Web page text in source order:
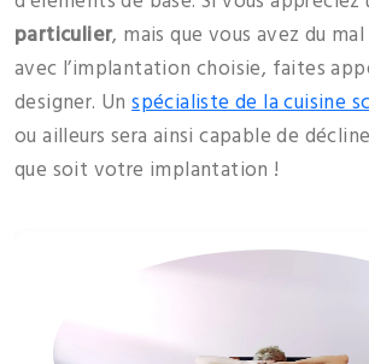
particulier, mais que vous avez du
avec l’implantation choisie, faites
designer. Unspécialiste de la cuisine
ou ailleurs sera ainsi capable de
que soit votre implantation !